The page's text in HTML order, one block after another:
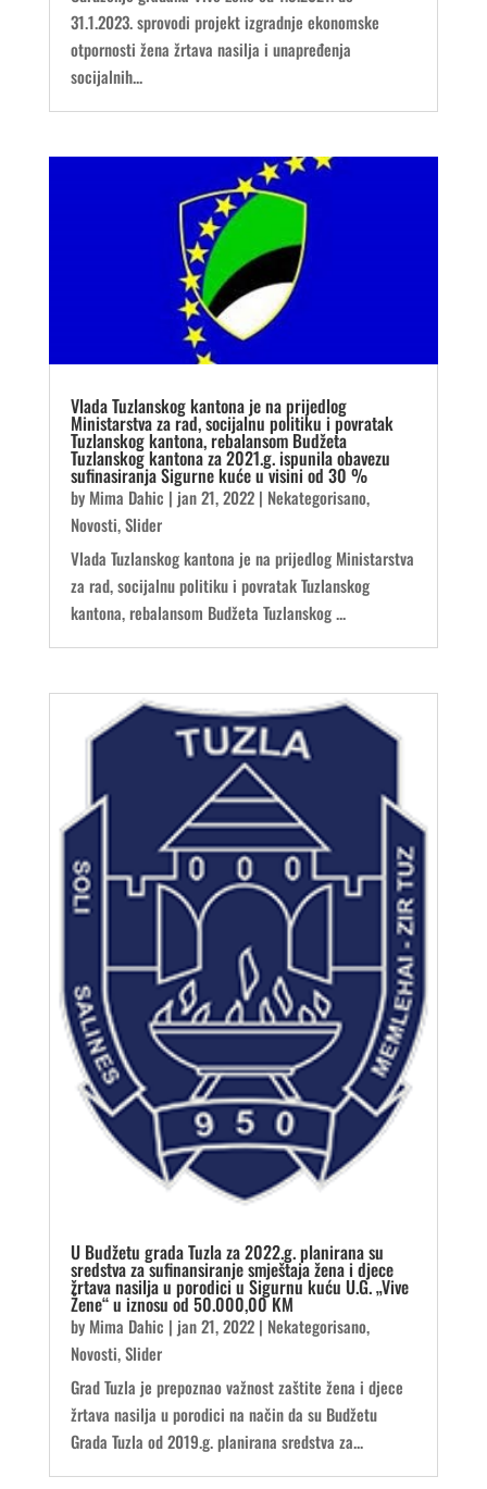
31.1.2023. sprovodi projekt izgradnje ekonomske
otpornosti žena žrtava nasilja i unapređenja
socijalnih...
Vlada Tuzlanskog kantona je na prijedlog
Ministarstva za rad, socijalnu politiku i povratak
Tuzlanskog kantona, rebalansom Budžeta
Tuzlanskog kantona za 2021.g. ispunila obavezu
sufinasiranja Sigurne kuće u visini od 30 %
by Mima Dahic | jan 21, 2022| Nekategorisano,
Novosti,Slider
Vlada Tuzlanskog kantona je na prijedlog Ministarstva
za rad, socijalnu politiku i povratak Tuzlanskog
kantona, rebalansom Budžeta Tuzlanskog ...
U Budžetu grada Tuzla za 2022.g. planirana su
sredstva za sufinansiranje smještaja žena i djece
žrtava nasilja u porodici u Sigurnu kuću U.G. „Vive
Žene“ u iznosu od 50.000,00 KM
by Mima Dahic | jan 21, 2022| Nekategorisano,
Novosti,Slider
Grad Tuzla je prepoznao važnost zaštite žena i djece
žrtava nasilja u porodici na način da su Budžetu
Grada Tuzla od 2019.g. planirana sredstva za...